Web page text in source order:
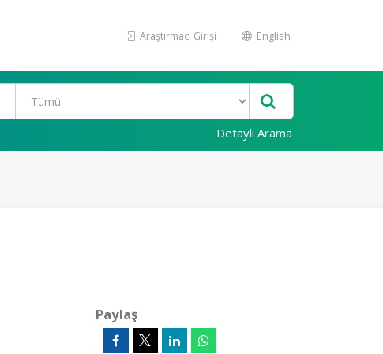
Araştırmacı Girişi English
Detaylı Arama
Paylaş